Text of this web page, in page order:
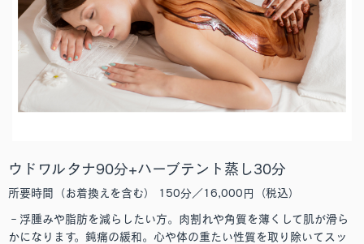
ウドワルタナ90分+ハーブテント蒸し30分
所要時間（お着換えを含む） 150分／16,000円（税込）
‐浮腫みや脂肪を減らしたい方。肉割れや角質を薄くして肌が滑ら
かになります。鈍痛の緩和。心や体の重たい性質を取り除いてスッ